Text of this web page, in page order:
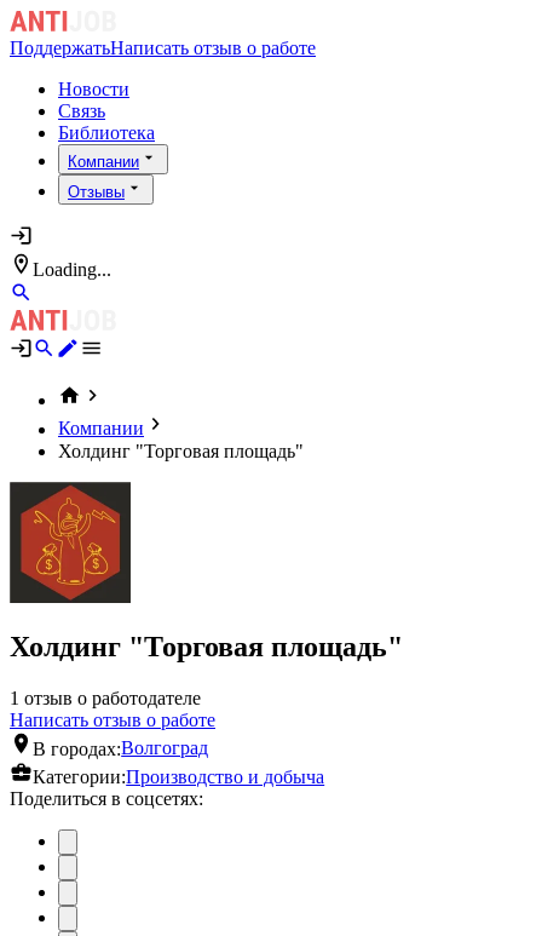
ПоддержатьНаписать отзыв о работе
Новости
Связь
Библиотека
Компании
Отзывы
Loading...
Компании
Холдинг "Торговая площадь"
Холдинг "Торговая площадь"
1 отзыв о работодателе
Написать отзыв о работе
В городах:Волгоград
Категории:Производство и добыча
Поделиться в соцсетях: